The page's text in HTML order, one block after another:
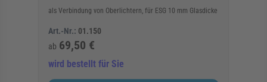
als Verbindung von Oberlichtern, für ESG 10 mm Glasdicke
Art.-Nr.: 01.150
ab 69,50 €
wird bestellt für Sie